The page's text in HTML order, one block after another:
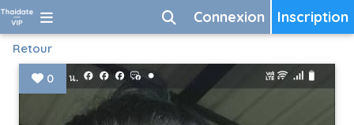
Inscription
Connexion
Retour
0